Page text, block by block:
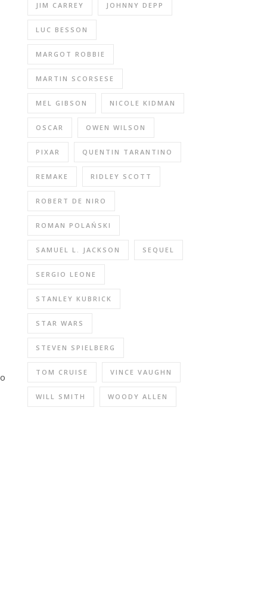
JIM CARREY JOHNNY DEPP
LUC BESSON
MARGOT ROBBIE
MARTIN SCORSESE
MEL GIBSON NICOLE KIDMAN
OSCAR OWEN WILSON
PIXAR QUENTIN TARANTINO
REMAKE RIDLEY SCOTT
ROBERT DE NIRO
ROMAN POLAŃSKI
SAMUEL L. JACKSON SEQUEL
SERGIO LEONE
STANLEY KUBRICK
STAR WARS
STEVEN SPIELBERG
TOM CRUISE VINCE VAUGHN
WILL SMITH WOODY ALLEN